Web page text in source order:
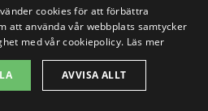
de resurser som finns
få en effektiv och
som håller
cookies för att förbättra
att använda vår webbplats samtycker
med vår cookiepolicy. Läs mer
AVVISA ALLT